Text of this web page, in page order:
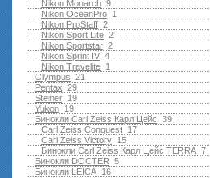
9
Nikon Monarch
1
Nikon OceanPro
2
Nikon ProStaff
2
Nikon Sport Lite
2
Nikon Sportstar
4
Nikon Sprint IV
1
Nikon Travelite
21
Olympus
29
Pentax
19
Steiner
19
Yukon
39
Бинокли Carl Zeiss Карл Цейс
17
Carl Zeiss Conquest
15
Carl Zeiss Victory
7
Бинокли Carl Zeiss Карл Цейс TERRA
5
Бинокли DOCTER
16
Бинокли LEICA